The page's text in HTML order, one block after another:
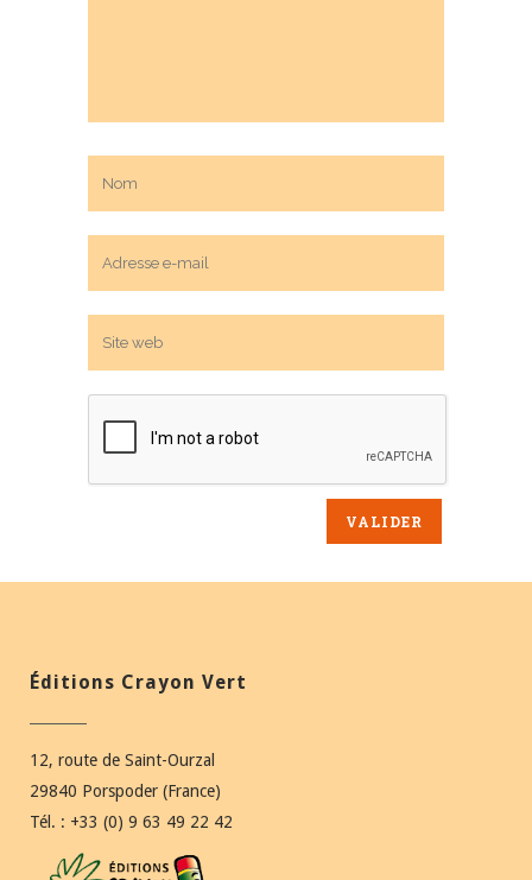
Éditions Crayon Vert
12, route de Saint-Ourzal
29840 Porspoder (France)
Tél. : +33 (0) 9 63 49 22 42